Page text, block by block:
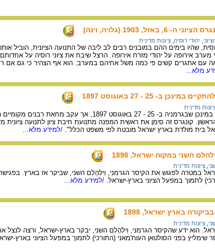
1903 (גלויה, וינה)
יהודי רוסיה ציונות מדינית
שהיו בימים ההם במובנים רבים לב ליבה של התנועה הציונית, הוביל
מערב אירופה על יהודי מזרח אירופה. הרצל שיבח את ציוני רוסיה על
עם אתגרים קשים פי כמה משל אחיהם במערב. הוא אף הצהיר כי גם אם רק
מלא...
ב- 25 - 27 באוגוסט 1897
מדינית
לפי תכנונו הקונגרס היה צריך להתכנס במינכן שבגרמניה ב- 25 - 27
קונגרס זה סימן את ראשית המפנה מתנועת חיבת ציון לתנועה ציונית
בית מולדת בארץ ישראל מובטח לפי משפט הכלל". /למידע מלא...
השני במקוה ישראל, 1898
ציונות מדינית
ישראל במטרה לפגוש את הקיסר הגרמני, וִילְהֶלְם השני, שביקר אז בארץ.
לתמוך במפעל הציוני בארץ-ישראל. /למידע מלא...
בארץ ישראל, 1898
ציונות מדינית
ישראל. הוא ידע שהקיסר הגרמני, וִילְהֶלְם השני, יבקר בארץ-ישראל, ורצה לנצל
בפני הסולטאן העות'מאני (התורכי) לתמוך במפעל הציוני בארץ-